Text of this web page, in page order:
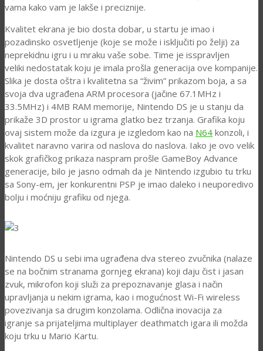
vama kako vam je lakše i preciznije.
Kvalitet ekrana je bio dosta dobar, u startu je imao i
pozadinsko osvetljenje (koje se može i isključiti po želji) za
neprekidnu igru i u mraku vaše sobe. Time je isspravljen
veliki nedostatak koju je imala prošla generacija ove kompanije.
Slika je dosta oštra i kvalitetna sa “živim” prikazom boja, a sa
svoja dva ugrađena ARM procesora (jačine 67.1MHz i
33.5MHz) i 4MB RAM memorije, Nintendo DS je u stanju da
prikaže 3D prostor u igrama glatko bez trzanja. Grafika koju
ovaj sistem može da izgura je izgledom kao na N64 konzoli, i
kvalitet naravno varira od naslova do naslova. Iako je ovo velik
skok grafičkog prikaza naspram prošle GameBoy Advance
generacije, bilo je jasno odmah da je Nintendo izgubio tu trku
sa Sony-em, jer konkurentni PSP je imao daleko i neuporedivo
bolju i moćniju grafiku od njega.
Nintendo DS u sebi ima ugrađena dva stereo zvučnika (nalaze
se na bočnim stranama gornjeg ekrana) koji daju čist i jasan
zvuk, mikrofon koji služi za prepoznavanje glasa i način
upravljanja u nekim igrama, kao i mogućnost Wi-Fi wireless
povezivanja sa drugim konzolama. Odlična inovacija za
igranje sa prijateljima multiplayer deathmatch igara ili možda
koju trku u Mario Kartu.